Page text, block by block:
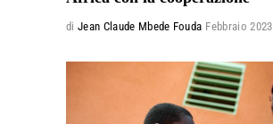
di Jean Claude Mbede Fouda Febbraio 2023